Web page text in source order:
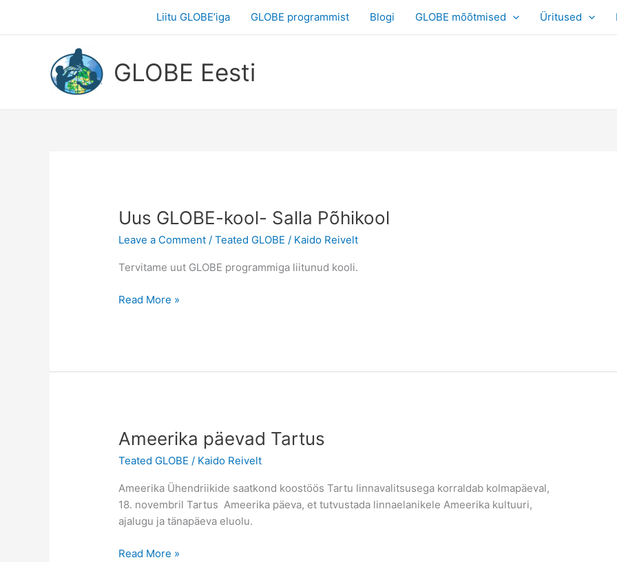
Liitu GLOBE’iga GLOBE programmist Blogi GLOBE mõõtmised Üritused
GLOBE Eesti
Uus GLOBE-kool- Salla Põhikool
Leave a Comment /Teated GLOBE / Kaido Reivelt
Tervitame uut GLOBE programmiga liitunud kooli.
Uus
Read More »
Ameerika päevad Tartus
Teated GLOBE / Kaido Reivelt
Ameerika Ühendriikide saatkond koostöös Tartu linnavalitsusega korraldab kolmapäeval,
18. novembril Tartus Ameerika päeva, et tutvustada linnaelanikele Ameerika kultuuri,
ajalugu ja tänapäeva eluolu.
Ameerika
Read More »